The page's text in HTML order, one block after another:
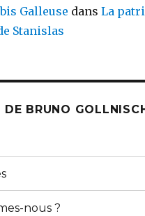
Galleuse dansLa
Stanislas
DE BRUNO
nous ?